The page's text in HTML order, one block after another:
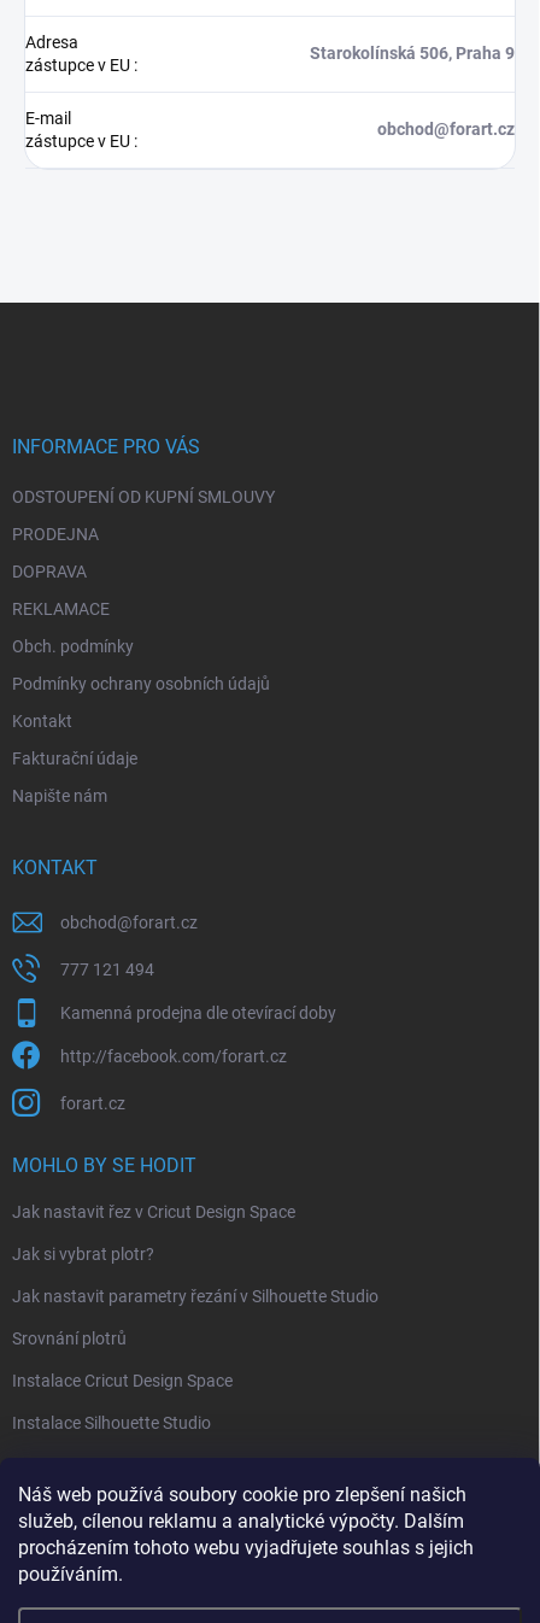
Náš web používá soubory cookie pro zlepšení našich
služeb, cílenou reklamu a analytické výpočty. Dalším
procházením tohoto webu vyjadřujete souhlas s jejich
používáním.
Adresa
zástupce v EU :
Starokolínská 506, Praha 9
E-mail
zástupce v EU :
obchod@forart.cz
INFORMACE PRO VÁS
ODSTOUPENÍ OD KUPNÍ SMLOUVY
PRODEJNA
DOPRAVA
REKLAMACE
Obch. podmínky
Podmínky ochrany osobních údajů
Kontakt
Fakturační údaje
Napište nám
KONTAKT
obchod@forart.cz
777 121 494
Kamenná prodejna dle otevírací doby
http://facebook.com/forart.cz
forart.cz
MOHLO BY SE HODIT
Jak nastavit řez v Cricut Design Space
Jak si vybrat plotr?
Jak nastavit parametry řezání v Silhouette Studio
Srovnání plotrů
Instalace Cricut Design Space
Instalace Silhouette Studio
PŘIJÍMÁME ONLINE PLATBY